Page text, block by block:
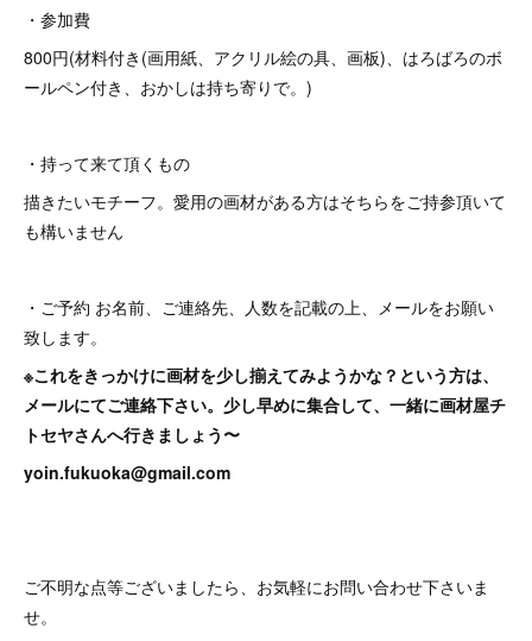
・参加費
800円(材料付き(画用紙、アクリル絵の具、画板)、はろばろのボ
ールペン付き、おかしは持ち寄りで。)
・持って来て頂くもの
描きたいモチーフ。愛用の画材がある方はそちらをご持参頂いて
も構いません
・ご予約 お名前、ご連絡先、人数を記載の上、メールをお願い
致します。
※これをきっかけに画材を少し揃えてみようかな？という方は、
メールにてご連絡下さい。少し早めに集合して、一緒に画材屋チ
トセヤさんへ行きましょう〜
yoin.fukuoka@gmail.com
ご不明な点等ございましたら、お気軽にお問い合わせ下さいま
せ。